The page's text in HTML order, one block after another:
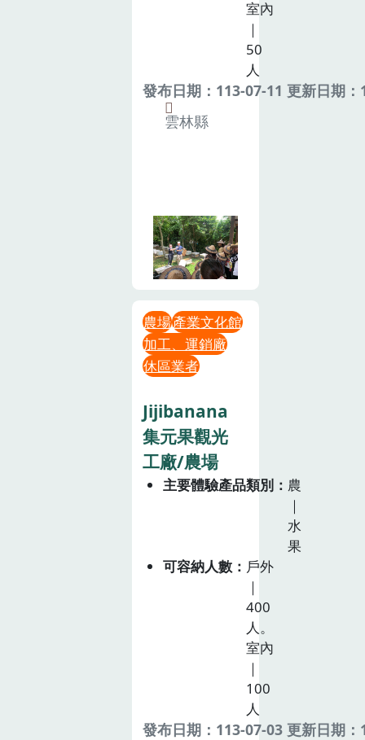
室內
｜
50
人
發布日期：113-07-11 更新日期
雲林縣
農場產業文化館
加工、運銷廠
休區業者
Jijibanana
集元果觀光
工廠/農場
主要體驗產品類別
農
｜
水
果
可容納人數
戶外
｜
400
人。
室內
｜
100
人
發布日期：113-07-03 更新日期